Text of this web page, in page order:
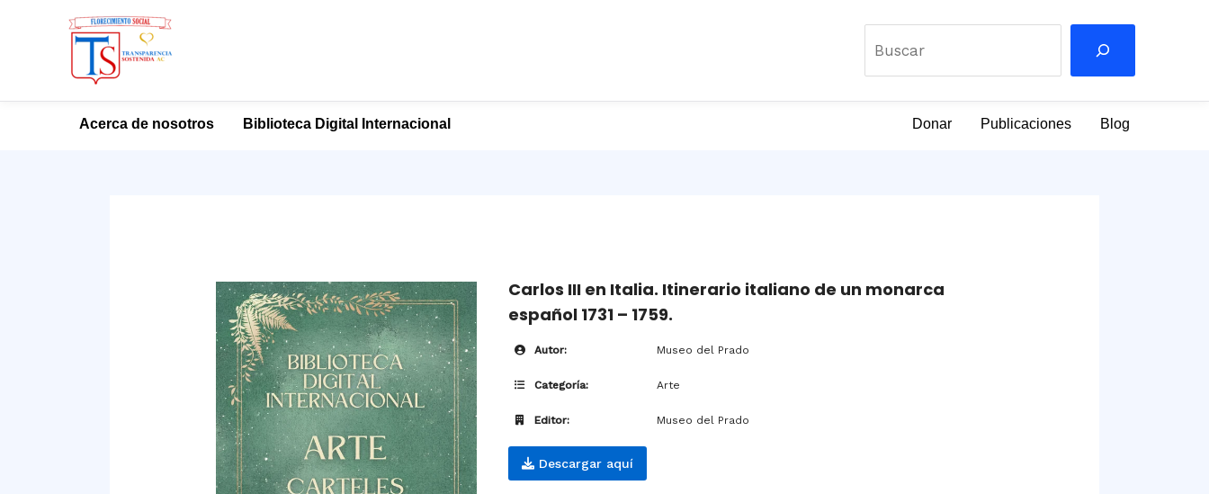
Buscar
Acerca de nosotros Biblioteca Digital Internacional Donar Publicaciones Blog
Carlos III en Italia. Itinerario italiano de un monarca
español 1731 – 1759.
Autor: Museo del Prado
Categoría: Arte
Editor: Museo del Prado
Descargar aquí